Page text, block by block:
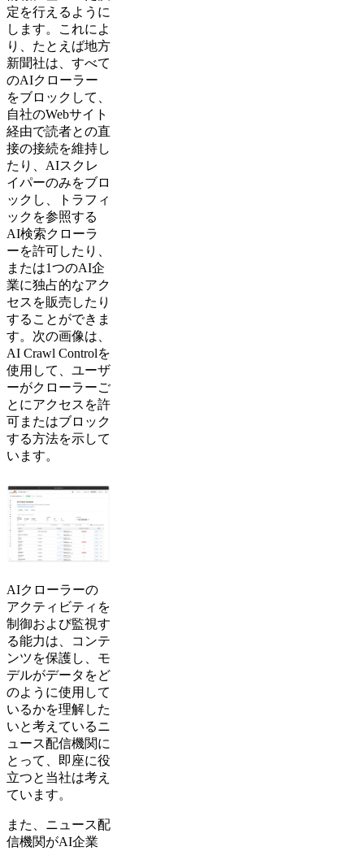
定を行えるように
します。これによ
り、たとえば地方
新聞社は、すべて
のAIクローラー
をブロックして、
自社のWebサイト
経由で読者との直
接の接続を維持し
たり、AIスクレ
イパーのみをブロ
ックし、トラフィ
ックを参照する
AI検索クローラ
ーを許可したり、
または1つのAI企
業に独占的なアク
セスを販売したり
することができま
す。次の画像は、
AI Crawl Controlを
使用して、ユーザ
ーがクローラーご
とにアクセスを許
可またはブロック
する方法を示して
います。
AIクローラーの
アクティビティを
制御および監視す
る能力は、コンテ
ンツを保護し、モ
デルがデータをど
のように使用して
いるかを理解した
いと考えているニ
ュース配信機関に
とって、即座に役
立つと当社は考え
ています。
また、ニュース配
信機関がAI企業